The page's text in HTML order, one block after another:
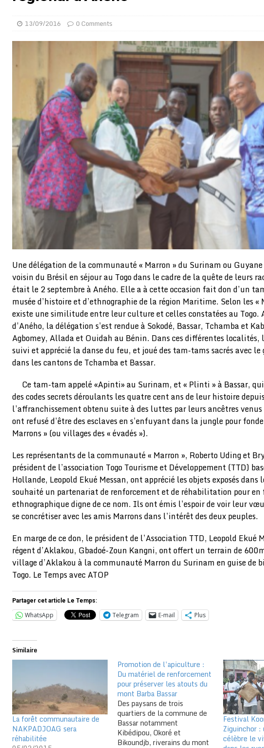
[ 02/08/2026 ] La Confédération Africaine de Football (CAF) à contre-
[ 01/08/2026 ] Quatre candidats à la succession d’Infantino à la
[ 01/08/2026 ] Bénin : Romuald Wadagni reçoit le milliardaire Aliko
[ 31/07/2026 ]
Niger : le FMI débloque une bouffée d’oxygène
[ 31/07/2026 ] Franco Baresi, légendaire défenseur de l’Italie et de
[ 31/07/2026 ] Benjamin Mendy a vendu aux enchères son trophée de
[ 31/07/2026 ]
Bénin : les membres du Sénat installés
A LA UNE
[ 31/07/2026 ]
Projet d’investisseurs à la Fifa: l’UEFA menace à
BUSINESS
[ 30/07/2026 ]
Mali : au moins 19 soldats exécutés, Amnesty
[ 05/08/2026 ]
Hervé Renard devient sélectionneur des Eléphants de
13/09/2016 0 Comments
Une délégation de la communauté « Marron » du Surinam ou
voisin du Brésil en séjour au Togo dans le cadre de la quête de leurs
était le 2 septembre à Aného. Elle a à cette occasion fait don d’un
musée d’histoire et d’ethnographie de la région Maritime. Selon les «
existe une similitude entre leur culture et celles constatées au Togo.
d’Aného, la délégation s’est rendue à Sokodé, Bassar, Tchamba et
Agbomey, Allada et Ouidah au Bénin. Dans ces différentes localités,
suivi et apprécié la danse du feu, et joué des tam-tams sacrés avec le
dans les cantons de Tchamba et Bassar.
Ce tam-tam appelé «Apinti» au Surinam, et « Plinti » à Bassar,
des codes secrets déroulants les quatre cent ans de leur histoire
l’affranchissement obtenu suite à des luttes par leurs ancêtres
ont refusé d’être des esclaves en s’enfuyant dans la jungle pour
Marrons » (ou villages des « évadés »).
Les représentants de la communauté « Marron », Roberto Uding et
président de l’association Togo Tourisme et Développement (TTD)
Hollande, Leopold Ekué Messan, ont apprécié les objets exposés dans
souhaité un partenariat de renforcement et de réhabilitation pour en
ethnographique digne de ce nom. Ils ont émis l’espoir de voir leur
se concrétiser avec les amis Marrons dans l’intérêt des deux peuples.
En marge de ce don, le président de l’Association TTD, Leopold Ekué
régent d’Aklakou, Gbadoé-Zoun Kangni, ont offert un terrain de
village d’Aklakou à la communauté Marron du Surinam en guise de
Togo. Le Temps avec ATOP
Partager cet article Le Temps:
WhatsApp Telegram E-mail Plus
Similaire
La forêt communautaire de
NAKPADJOAG sera
réhabilitée
Promotion de l’apiculture :
Du matériel de renforcement
pour préserver les atouts du
mont Barba Bassar
Des paysans de trois
quartiers de la commune de
Bassar notamment
Kibédipou, Okoré et
Bikoundjb, riverains du mont
Festival
Ziguinchor :
célèbre le